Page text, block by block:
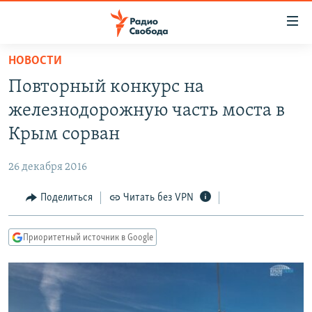
упрощенного
доступа
основному
Вернутся
Вернутся
поиску
ПОДКАСТЫ
АВТОРСКИЕ ПРОЕКТЫ
МНЕНИЯ
КУЛЬТУРА
КАВКАЗ.РЕАЛИИ
СЕВЕР.РЕАЛИИ
СИБИРЬ.РЕАЛИИ
НОВОСТИ
Повторный конкурс на
железнодорожную часть моста в
Крым сорван
26 декабря 2016
Поделиться Читать без VPN
Приоритетный источник в Google